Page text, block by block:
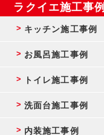
ラクイエ施工事例
キッチン施工事例
お風呂施工事例
トイレ施工事例
洗面台施工事例
内装施工事例